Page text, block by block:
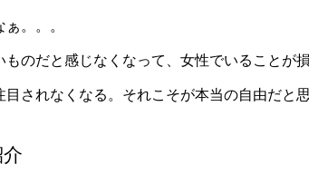
。。。
ものだと感じなくなって、女性でいることが
されなくなる。それこそが本当の自由だと思